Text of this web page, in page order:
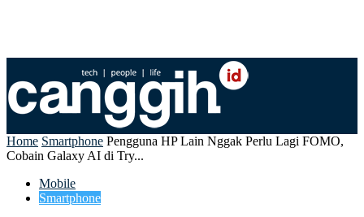
Home Smartphone Pengguna HP Lain Nggak Perlu Lagi FOMO,
Cobain Galaxy AI di Try...
Mobile
Smartphone